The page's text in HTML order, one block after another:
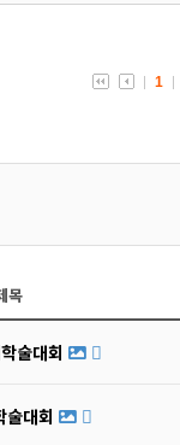
목
술대회
대회